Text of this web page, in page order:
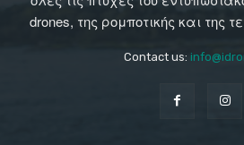
drones, της ρομποτικής και της
Contact us: